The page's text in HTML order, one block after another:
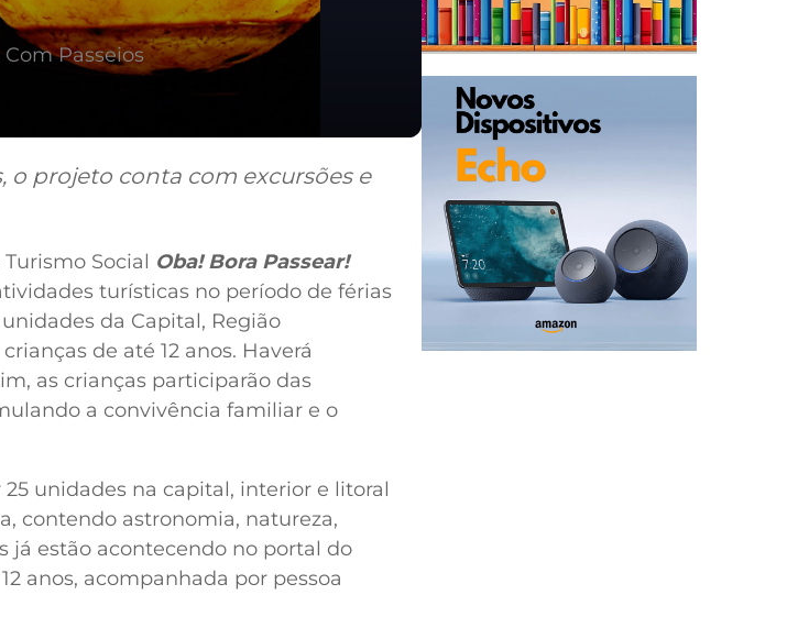
Passeios
o projeto conta com excursões e
Social Oba! Bora Passear!
turísticas no período de férias
da Capital, Região
de até 12 anos. Haverá
as crianças participarão das
a convivência familiar e o
unidades na capital, interior e litoral
contendo astronomia, natureza,
já estão acontecendo no portal do
anos, acompanhada por pessoa